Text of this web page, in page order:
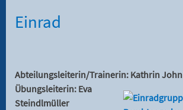
Einrad
Abteilungsleiterin/Trainerin: Kathrin John
Übungsleiterin: Eva
Steindlmüller